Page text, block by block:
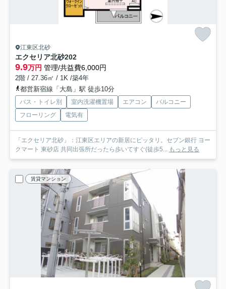
江東区北砂
エクセリア北砂202
9.9万円 管理/共益費6,000円
2階 / 27.36㎡ / 1K /築4年
都営新宿線「大島」駅 徒歩10分
バス・トイレ別 室内洗濯機置場 エアコン
バルコニー
フローリング
電気有
「エクセリア北砂」：江東区エリアの新居にピッタリ。セブン銀行 ヨー
クマート 東砂店 共同出張所だったら歩いてすぐ(徒歩5... もっと見る
賃貸マンション